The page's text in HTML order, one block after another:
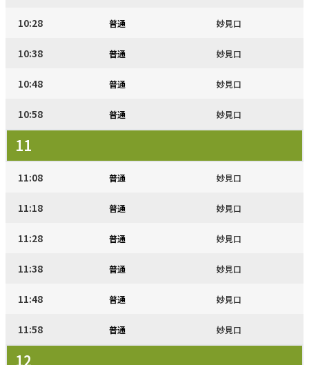
10:28 普通 妙見口
10:38 普通 妙見口
10:48 普通 妙見口
10:58 普通 妙見口
11
11:08 普通 妙見口
11:18 普通 妙見口
11:28 普通 妙見口
11:38 普通 妙見口
11:48 普通 妙見口
11:58 普通 妙見口
12